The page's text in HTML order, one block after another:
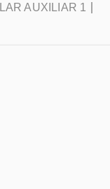
AUXILIAR 1